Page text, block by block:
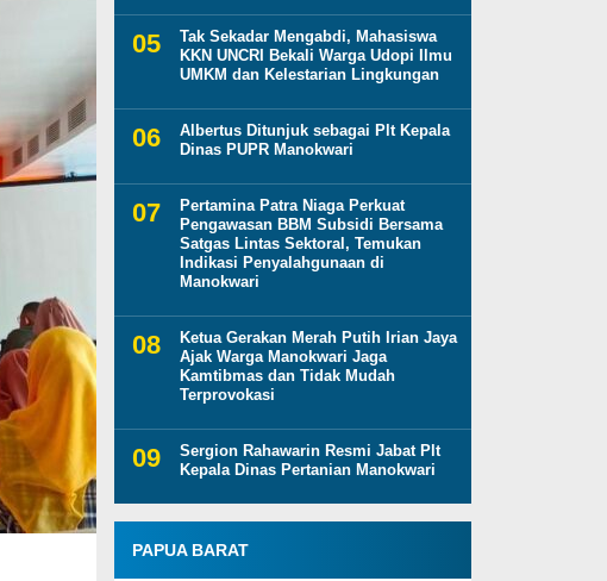
Tak Sekadar Mengabdi, Mahasiswa
KKN UNCRI Bekali Warga Udopi Ilmu
UMKM dan Kelestarian Lingkungan
Albertus Ditunjuk sebagai Plt Kepala
Dinas PUPR Manokwari
Pertamina Patra Niaga Perkuat
Pengawasan BBM Subsidi Bersama
Satgas Lintas Sektoral, Temukan
Indikasi Penyalahgunaan di
Manokwari
Ketua Gerakan Merah Putih Irian Jaya
Ajak Warga Manokwari Jaga
Kamtibmas dan Tidak Mudah
Terprovokasi
Sergion Rahawarin Resmi Jabat Plt
Kepala Dinas Pertanian Manokwari
PAPUA BARAT